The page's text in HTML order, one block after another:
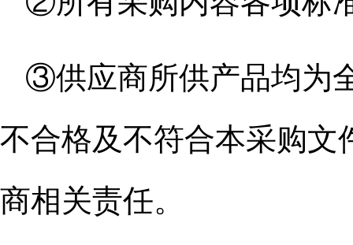
③供应商所供产品均为
不合格及不符合本采购文
商相关责任。